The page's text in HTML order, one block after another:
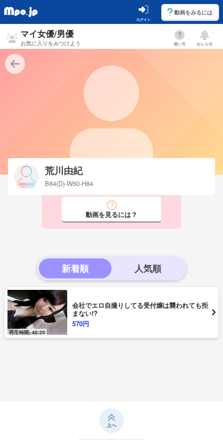
ログイン
動画をみるには
マイ女優/男優
お気に入りをみつけよう 使い方 おしらせ
荒川由紀
B84(D)-W60-H84
動画を見るには？
新着順
再生時間: 40:20
会社でエロ自撮りしてる受付嬢は襲われても拒
まない!?
570円
上へ